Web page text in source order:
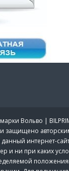
Вольво |
защищено
интернет-
ни при каких